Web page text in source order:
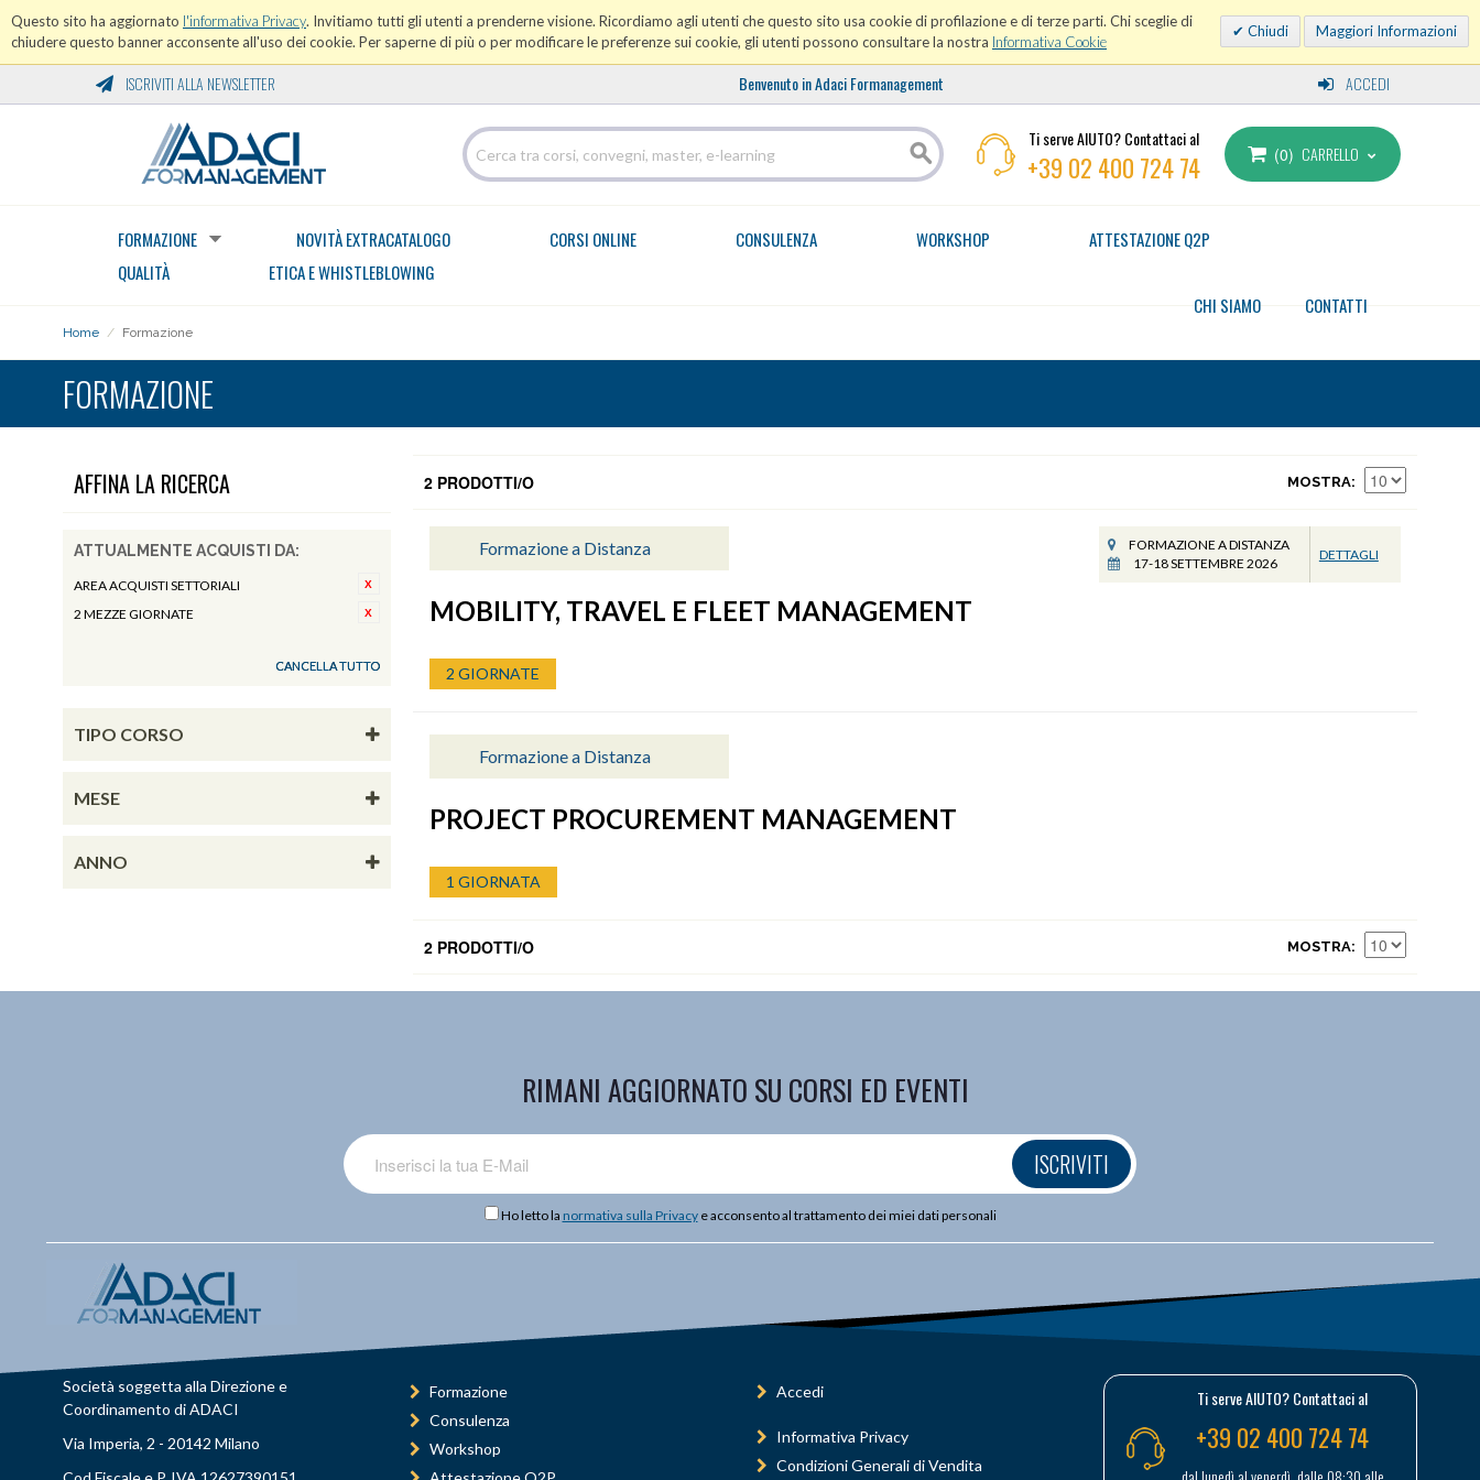
Questo sito ha aggiornato l'informativa Privacy. Invitiamo tutti gli utenti a prenderne visione. Ricordiamo agli utenti che questo sito usa cookie di profilazione e di terze parti. Chi sceglie di
chiudere questo banner acconsente all'uso dei cookie. Per saperne di più o per modificare le preferenze sui cookie, gli utenti possono consultare la nostra Informativa Cookie
Chiudi Maggiori Informazioni
ISCRIVITI ALLA NEWSLETTER Benvenuto in Adaci Formanagement ACCEDI
Ti serve AIUTO? Contattaci al
+39 02 400 724 74 0 CARRELLO
FORMAZIONE NOVITÀ EXTRACATALOGO CORSI ONLINE CONSULENZA WORKSHOP
ATTESTAZIONE Q2P
QUALITÀ
ETICA E WHISTLEBLOWING
CONTATTI
CHI SIAMO
Home / Formazione
FORMAZIONE
AFFINA LA RICERCA
ATTUALMENTE ACQUISTI DA:
AREA ACQUISTI SETTORIALI
2 MEZZE GIORNATE
CANCELLA TUTTO
TIPO CORSO
MESE
ANNO
2 PRODOTTI/O MOSTRA
Formazione a Distanza
MOBILITY, TRAVEL E FLEET MANAGEMENT
2 GIORNATE
FORMAZIONE A DISTANZA
17-18 SETTEMBRE 2026
DETTAGLI
Formazione a Distanza
PROJECT PROCUREMENT MANAGEMENT
1 GIORNATA
2 PRODOTTI/O MOSTRA
RIMANI AGGIORNATO SU CORSI ED EVENTI
ISCRIVITI
Ho letto la normativa sulla Privacye acconsento al trattamento dei miei dati personali
Società soggetta alla Direzione e
Coordinamento di ADACI
Via Imperia, 2 - 20142 Milano
Formazione
Consulenza
Workshop
Accedi
Informativa Privacy
Condizioni Generali di Vendita
Ti serve AIUTO? Contattaci al
+39 02 400 724 74